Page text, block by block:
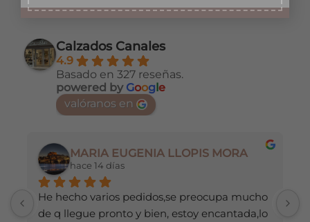
producto
variantes.
Las
opciones
se
pueden
la
página
de
producto
producto
la
producto
Calzados Canales
4.9
Basado en 327 reseñas.
powered by Google
valóranos en
MARIA EUGENIA LLOPIS MORA
hace 14 días
He hecho varios pedidos,se preocupa mucho
de q llegue pronto y bien, estoy encantada,lo